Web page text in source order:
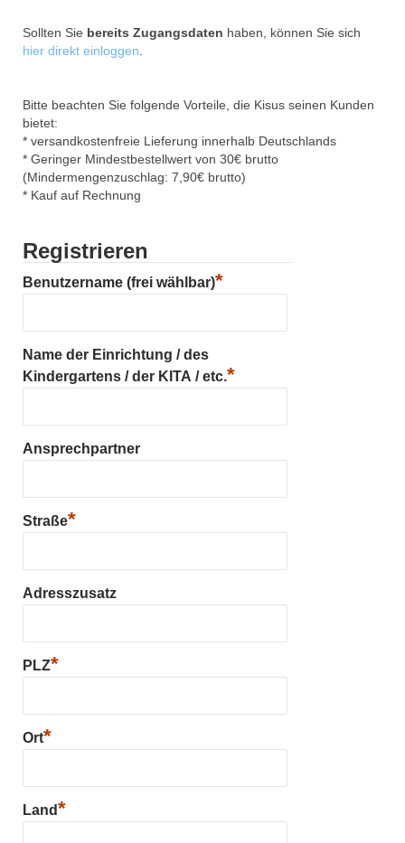
Sollten Sie bereits Zugangsdaten haben, können Sie sich
hier direkt einloggen
Bitte beachten Sie folgende Vorteile, die Kisus seinen Kunden
bietet:
* versandkostenfreie Lieferung innerhalb Deutschlands
* Geringer Mindestbestellwert von 30€ brutto
(Mindermengenzuschlag: 7,90€ brutto)
* Kauf auf Rechnung
Registrieren
Benutzername (frei wählbar)*
Name der Einrichtung / des
Kindergartens / der KITA / etc.*
Ansprechpartner
Straße*
Adresszusatz
PLZ*
Ort*
Land*